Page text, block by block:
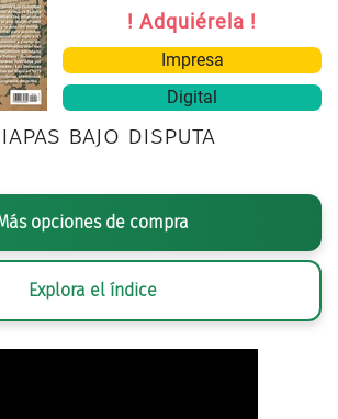
! Adquiérela !
Impresa
Digital
bajo disputa
opciones de compra
Explora el índice